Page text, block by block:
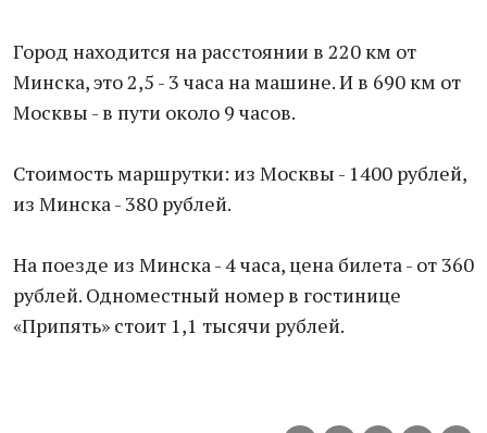
Город находится на расстоянии в 220 км от
Минска, это 2,5 - 3 часа на машине. И в 690 км от
Москвы - в пути около 9 часов.
Стоимость маршрутки: из Москвы - 1400 рублей,
из Минска - 380 рублей.
На поезде из Минска - 4 часа, цена билета - от 360
рублей. Одноместный номер в гостинице
«Припять» стоит 1,1 тысячи рублей.